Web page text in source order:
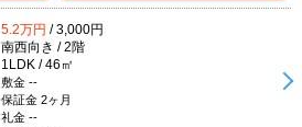
5.2万円 / 3,000円
南西向き / 2階
1LDK / 46㎡
敷金 --
保証金 2ヶ月
礼金 --